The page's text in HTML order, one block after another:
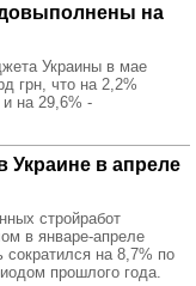
на
Украины в мае
грн, что на 2,2%
и на 29,6% -
в апреле
стройработ
в январе-апреле
сократился на 8,7% по
прошлого года.